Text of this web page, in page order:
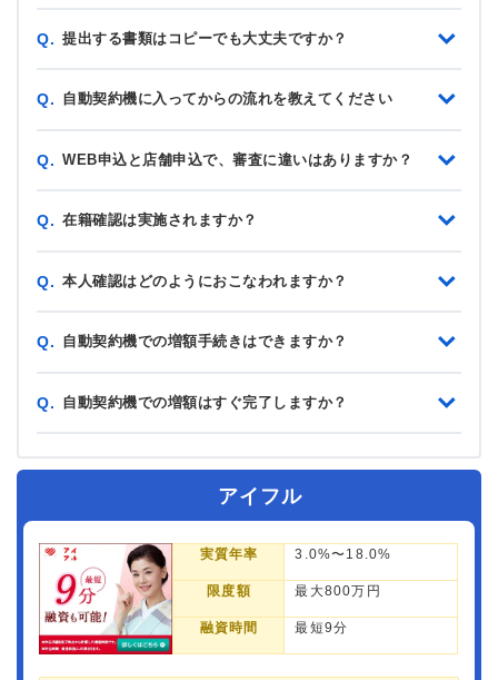
Q. 提出する書類はコピーでも大丈夫ですか？
Q. 自動契約機に入ってからの流れを教えてください
Q. WEB申込と店舗申込で、審査に違いはありますか？
Q. 在籍確認は実施されますか？
Q. 本人確認はどのようにおこなわれますか？
Q. 自動契約機での増額手続きはできますか？
Q. 自動契約機での増額はすぐ完了しますか？
アイフル
実質年率 3.0%〜18.0%
限度額 最大800万円
融資時間 最短9分